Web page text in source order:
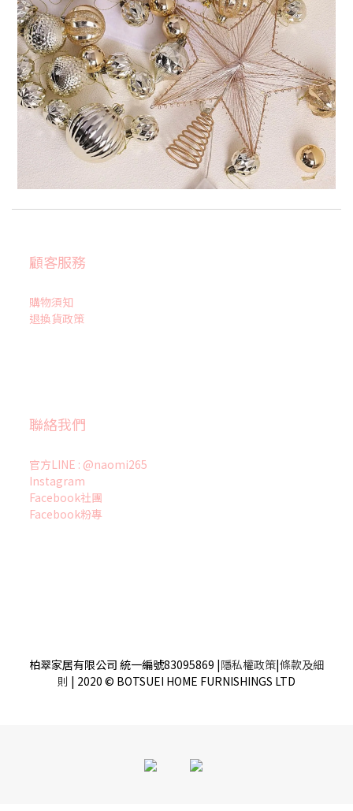
顧客服務
購物須知
退換貨政策
聯絡我們
官方LINE : @naomi265
Instagram
Facebook社團
Facebook粉專
柏翠家居有限公司 統一編號83095869 |隱私權政策|條款及細
則 | 2020 © BOTSUEI HOME FURNISHINGS LTD